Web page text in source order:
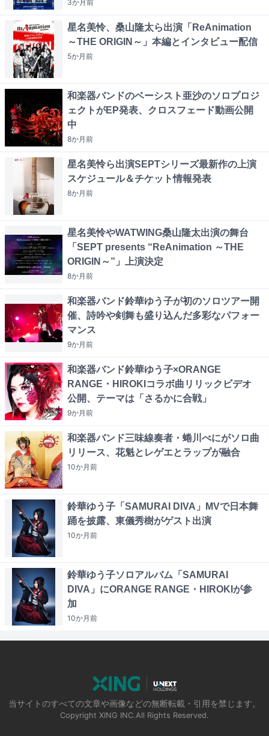
3か月前
星名美怜、桑山隆太ら出演「ReAnimation
～THE ORIGIN～」本編とインタビュー配信
5か月前
和楽器バンドのベーシスト亜沙のソロプロジ
ェクトがEP発表、クロスフェード動画公開
中
8か月前
星名美怜ら出演SEPTシリーズ最新作の上演
スケジュール＆チケット情報発表
8か月前
星名美怜やWATWING桑山隆太出演の舞台
「SEPT presents “ReAnimation ～THE
ORIGIN～”」上演決定
8か月前
和楽器バンド鈴華ゆう子が初のソロツアー開
催、詩吟や剣舞も盛り込んだ多彩なパフォー
マンス
9か月前
和楽器バンド鈴華ゆう子×ORANGE
RANGE・HIROKIコラボ曲リリックビデオ
公開、テーマは「さるかに合戦」
9か月前
和楽器バンド三味線奏者・蜷川べにがソロ曲
リリース、花魁とレゲエとラップが融合
10か月前
鈴華ゆう子「SAMURAI DIVA」MVで日本舞
踊を披露、東儀秀樹がゲスト出演
10か月前
鈴華ゆう子ソロアルバム「SAMURAI
DIVA」にORANGE RANGE・HIROKIが参
加
10か月前
当サイトのすべての文章や画像などの無断転載・引用を禁じます。
Copyright XING INC.All Rights Reserved.